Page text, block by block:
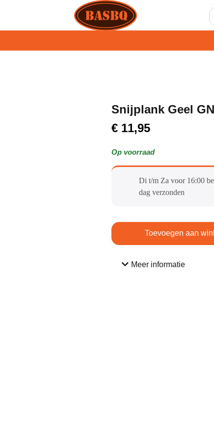
Snijplank Geel
€ 11,95
Op voorraad
Di t/m Za voor 16:00
dag verzonden​
Toevoegen aan
Meer informatie